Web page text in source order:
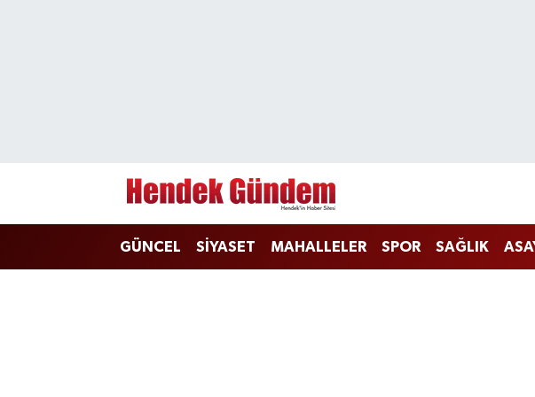
GÜNCEL SİYASET MAHALLELER SPOR SAĞLIK
Sakarya Trafik Yoğunluk Haritası
Süper Lig Puan Durumu ve Fikstür